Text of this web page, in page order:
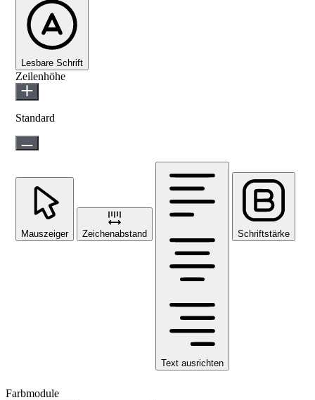
Lesbare Schrift
Zeilenhöhe
Standard
Mauszeiger Zeichenabstand
Text ausrichten
Schriftstärke
Farbmodule